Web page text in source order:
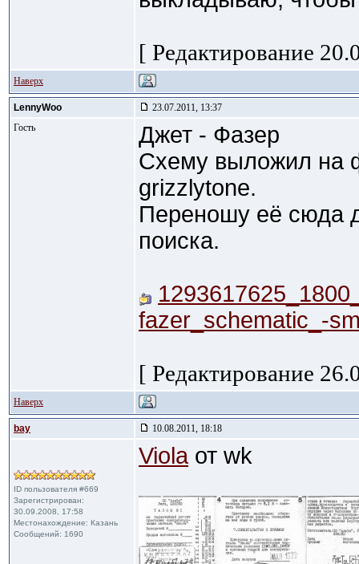
[ Редактирование
Наверх
LennyWoo
23.07.2011, 13:37
Гость
Джет - Фазер
Схему выложил на
grizzlytone.
Переношу её сюда
поиска.
fazer_schematic_-
[ Редактирование
Наверх
bay 10.08.2011, 18:18
ID пользователя #669
Зарегистрирован:
30.09.2008, 17:58
Местонахождение: Казань
Сообщений: 1690
Violaот wk